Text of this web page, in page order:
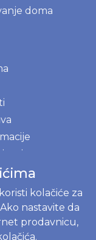
doma
i Hercegovina
kolačiće za
nastavite da
prodavnicu,